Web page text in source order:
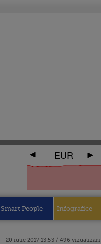
EUR
Smart People Infografice
20 iulie 2017 13:53 / 496 vizualizari